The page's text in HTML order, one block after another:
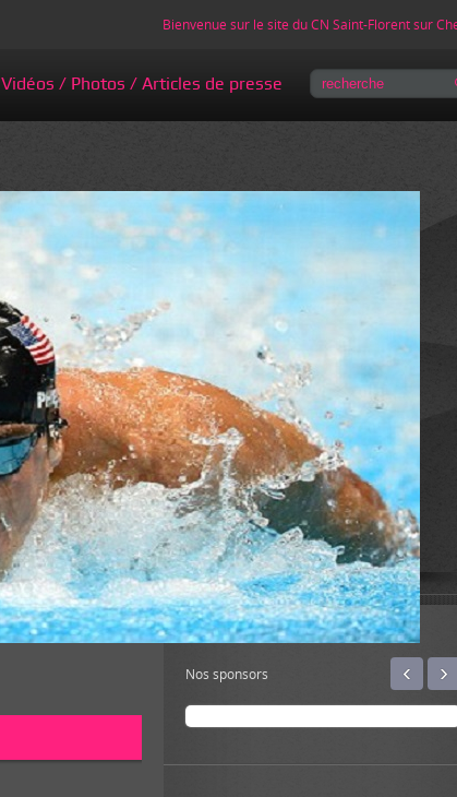
Bienvenue sur le site du CN Saint-Florent sur
Vidéos / Photos / Articles de presse
Nos sponsors ‹ ›